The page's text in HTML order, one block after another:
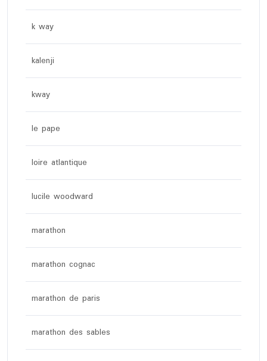
k way
kalenji
kway
le pape
loire atlantique
lucile woodward
marathon
marathon cognac
marathon de paris
marathon des sables